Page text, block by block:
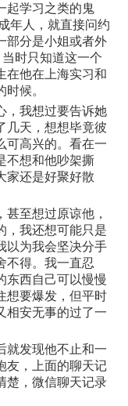
起学习之类的鬼
年人，就直接问约
部分是小姐或者外
时只知道这一个
在他在上海实习和
候。
，我想过要告诉她
几天，想想毕竟彼
可高兴的。看在一
不想和他吵架撕
家还是好聚好散
至想过原谅他，
，我还想可能只是
以为我会坚决分手
不得。我一直忍
东西自己可以慢慢
想要爆发，但平时
相安无事的过了一
就发现他不止和一
友，上面的聊天记
楚，微信聊天记录